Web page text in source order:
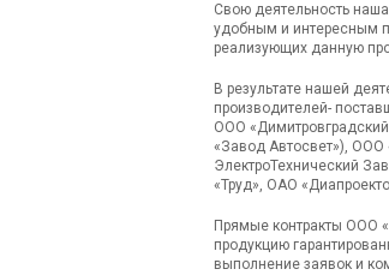
Свою деятельность
удобным и интересным
реализующих данную
В результате нашей
производителей-
ООО
«Завод Автосвет»),
ЭлектроТехнический
«Труд», ОАО
Прямые контракты ООО
продукцию
выполнение заявок и